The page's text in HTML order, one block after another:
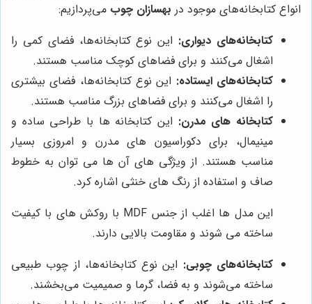
انواع کتابخانه‌های موجود در بهسازان چوب می‌پردازیم:
کتابخانه‌های دیواری: این نوع کتابخانه‌ها، فضای کمی را
اشغال می‌کنند و برای فضاهای کوچک مناسب هستند.
کتابخانه‌های ایستاده: این نوع کتابخانه‌ها، فضای بیشتری
را اشغال می‌کنند و برای فضاهای بزرگ مناسب هستند.
کتابخانه های مدرن: این کتابخانه ها با طراحی ساده و
مینیمال، برای دکوراسیون های مدرن و امروزی بسیار
مناسب هستند. از ویژگی های آن ها می توان به خطوط
صاف و استفاده از رنگ های خنثی اشاره کرد.
این مدل ها اغلب از جنس MDF با روکش های با کیفیت
ساخته می شوند و مقاومت بالایی دارند.
کتابخانه‌های چوبی: این نوع کتابخانه‌ها، از چوب طبیعی
ساخته می‌شوند و به فضا، گرما و صمیمیت می‌بخشند.